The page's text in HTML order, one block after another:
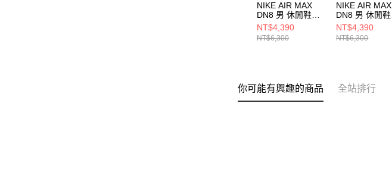
NIKE AIR MAX
DN8 男 休閒鞋
FQ7860203
NT$4,390
NT$6,300
NIKE AIR MAX
DN8 男 休閒鞋
FQ7860800
NT$4,390
NT$6,300
你可能有興趣的商品 全站排行